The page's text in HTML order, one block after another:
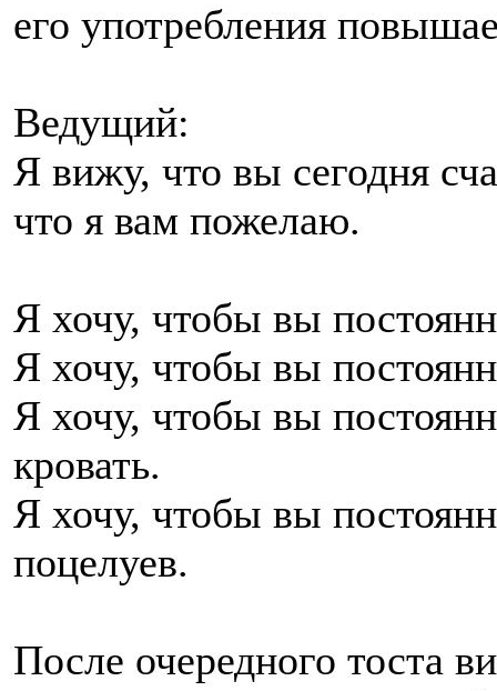
его употребления
Ведущий:
Я вижу, что вы сегодня
что я вам пожелаю.
Я хочу, чтобы вы
Я хочу, чтобы вы
Я хочу, чтобы вы
кровать.
Я хочу, чтобы вы
поцелуев.
После очередного тоста